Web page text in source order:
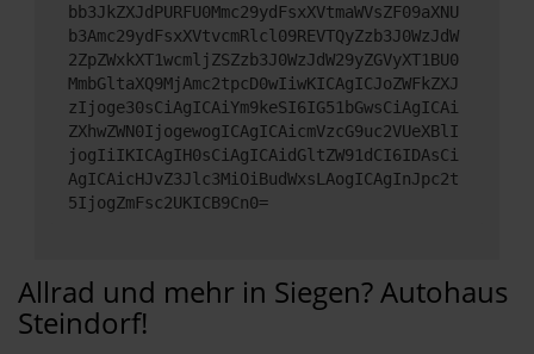
bb3JkZXJdPURFU0Mmc29ydFsxXVtmaWVsZF09aXNU
b3Amc29ydFsxXVtvcmRlcl09REVTQyZzb3J0WzJdW
2ZpZWxkXT1wcmljZSZzb3J0WzJdW29yZGVyXT1BU0
MmbGltaXQ9MjAmc2tpcD0wIiwKICAgICJoZWFkZXJ
zIjoge30sCiAgICAiYm9keSI6IG51bGwsCiAgICAi
ZXhwZWN0IjogewogICAgICAicmVzcG9uc2VUeXBlI
jogIiIKICAgIH0sCiAgICAidGltZW91dCI6IDAsCi
AgICAicHJvZ3Jlc3MiOiBudWxsLAogICAgInJpc2t
5IjogZmFsc2UKICB9Cn0=
Allrad und mehr in Siegen? Autohaus
Steindorf!